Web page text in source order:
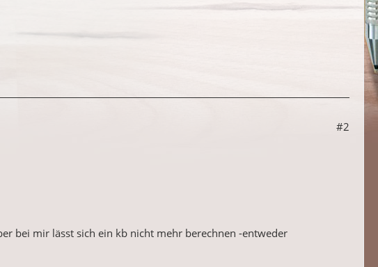
#2
bei mir lässt sich ein kb nicht mehr berechnen -entweder